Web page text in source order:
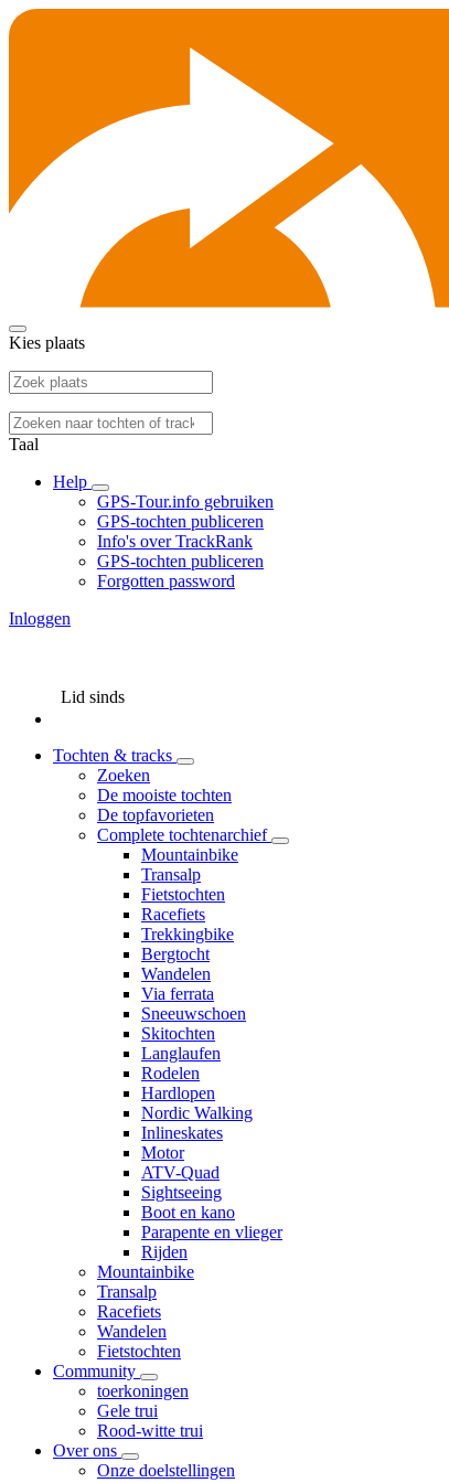
Kies plaats
Taal
Help
GPS-Tour.info gebruiken
GPS-tochten publiceren
Info's over TrackRank
GPS-tochten publiceren
Forgotten password
Inloggen
Lid sinds
Tochten & tracks
Zoeken
De mooiste tochten
De topfavorieten
Complete tochtenarchief
Mountainbike
Transalp
Fietstochten
Racefiets
Trekkingbike
Bergtocht
Wandelen
Via ferrata
Sneeuwschoen
Skitochten
Langlaufen
Rodelen
Hardlopen
Nordic Walking
Inlineskates
Motor
ATV-Quad
Sightseeing
Boot en kano
Parapente en vlieger
Rijden
Mountainbike
Transalp
Racefiets
Wandelen
Fietstochten
Community
toerkoningen
Gele trui
Rood-witte trui
Over ons
Onze doelstellingen